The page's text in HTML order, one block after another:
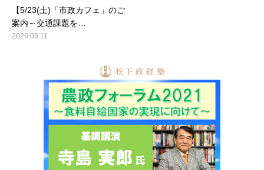
【5/23(土)「市政カフェ」のご
案内～交通課題を…
2026.05.11